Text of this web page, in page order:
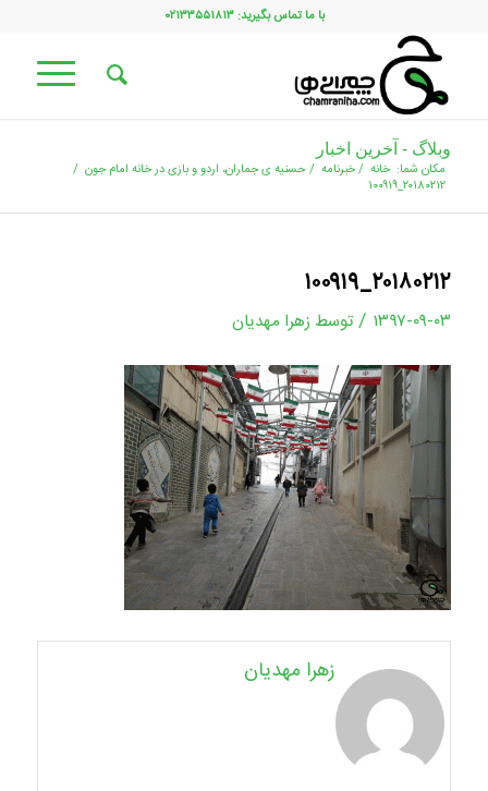
با ما تماس بگیرید: ۰۲۱۳۳۵۵۱۸۱۳
وبلاگ - آخرین اخبار
مکان شما: خانه /خبرنامه /حسنیه ی جماران، اردو و بازی در خانه امام جون /
۲۰۱۸۰۲۱۲_۱۰۰۹۱۹
۲۰۱۸۰۲۱۲_۱۰۰۹۱۹
۱۳۹۷-۰۹-۰۳ / توسط زهرا مهدیان
زهرا مهدیان